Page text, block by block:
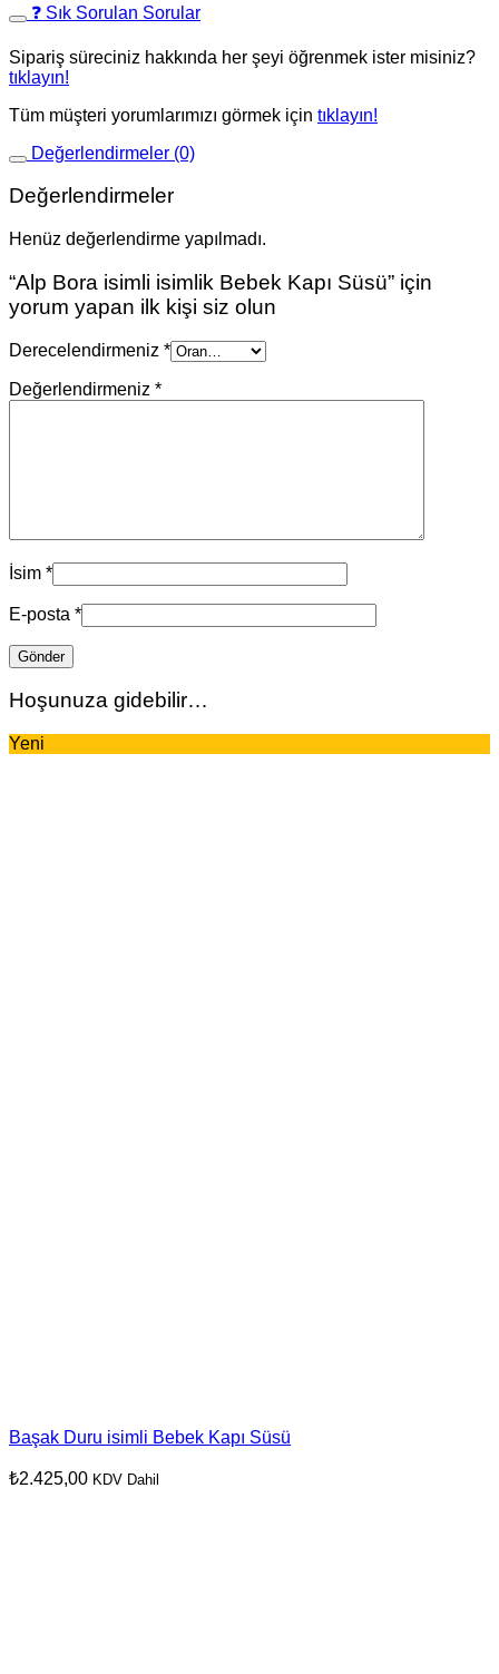
❓ Sık Sorulan Sorular
Sipariş süreciniz hakkında her şeyi öğrenmek ister misiniz?
tıklayın!
Tüm müşteri yorumlarımızı görmek için tıklayın!
Değerlendirmeler (0)
Değerlendirmeler
Henüz değerlendirme yapılmadı.
“Alp Bora isimli isimlik Bebek Kapı Süsü” için
yorum yapan ilk kişi siz olun
Derecelendirmeniz *
Değerlendirmeniz *
İsim *
E-posta *
Hoşunuza gidebilir…
Yeni
Başak Duru isimli Bebek Kapı Süsü
₺2.425,00 KDV Dahil